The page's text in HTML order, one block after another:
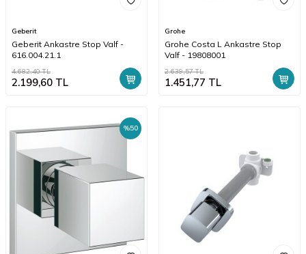
Geberit
Geberit Ankastre Stop Valf -
616.004.21.1
4.682,40TL
2.199,60 TL
Grohe
Grohe Costa L Ankastre Stop
Valf - 19808001
2.639,57TL
1.451,77 TL
%50